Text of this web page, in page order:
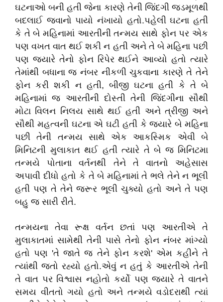
ઘટનાઓ બની હતી જેના કારણે તેની જિંદગી જડમૂળથી
બદલાઈ જવાનો પાયો નંખાયો હતો.પહેલી ઘટના હતી
કે તે બે મહિનામાં આરતીની તન્મય સાથે ફોન પર એક
પણ વખત વાત થઈ શકી ન હતી અને તે બે મહિના પછી
પણ જ્યારે તેનો ફોન રિપેર થઈને આવ્યો હતો ત્યારે
તેમાંથી બધાના જ નંબર નીકળી ચુકવાના કારણે તે તેને
ફોન કરી શકી ન હતી, બીજી ઘટના હતી કે તે બે
મહિનામાં જ આરતીની દોસ્તી તેની જિંદગીના સૌથી
મોટા વિલન નિલય સાથે થઈ હતી અને ત્રીજી અને
સૌથી મહત્વની ઘટના એ ઘટી હતી કે જ્યારે બે મહિના
પછી તેની તન્મય સાથે એક આકસ્મિક એવી બે
મિનિટની મુલાકાત થઈ હતી ત્યારે તે બે જ મિનિટમા
તન્મયે પોતાના વર્તનથી તેને તે વાતનો અહેસાસ
અપાવી દીધો હતો કે તે બે મહિનામાં તે ભલે તેને ન ભૂલી
હતી પણ તે તેને જરૂર ભૂલી ચુક્યો હતો અને તે પણ
બહુ જ સારી રીતે.
તન્મયના તેવા રૂક્ષ વર્તન છતાં પણ આરતીએ તે
મુલાકાતમાં સામેથી તેની પાસે તેનો ફોન નંબર માંગ્યો
હતો પણ 'તે જાતે જ તેને ફોન કરશે' એમ કહીને તે
ત્યાંથી જતો રહ્યો હતો.એવું ન હતું કે આરતીએ તેની
તે વાત પર વિશ્વાસ નહોતો કર્યો પણ જ્યારે તે વાતને
સમય વીતતો ગયો હતો અને તન્મયે વડોદરાથી ત્યાં